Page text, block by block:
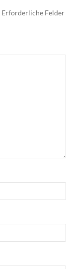
Erforderliche Felder